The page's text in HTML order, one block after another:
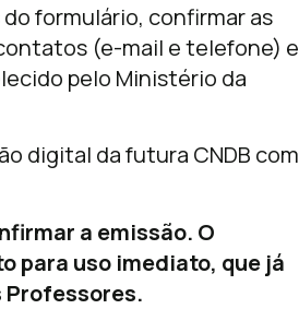
formulário, confirmar as
(e-mail e telefone) e
pelo Ministério da
digital da futura CNDB com
a emissão. O
para uso imediato, que já
Professores.